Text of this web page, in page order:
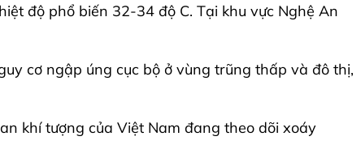
độ phổ biến 32-34 độ C. Tại khu vực Nghệ An
cơ ngập úng cục bộ ở vùng trũng thấp và đô thị,
khí tượng của Việt Nam đang theo dõi xoáy